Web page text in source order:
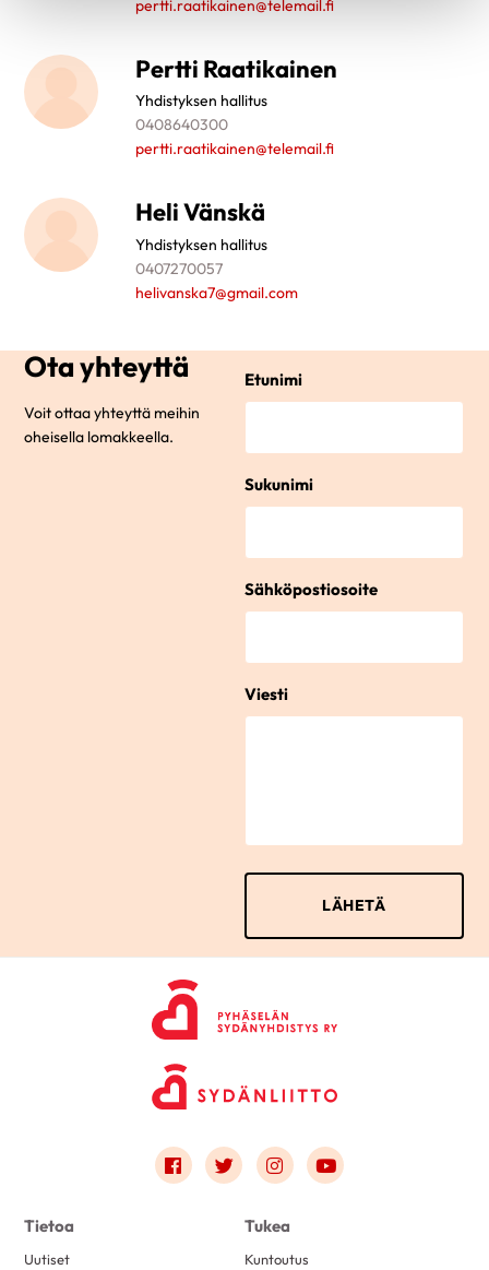
pertti.raatikainen@telemail.fi
Pertti Raatikainen
Yhdistyksen hallitus
0408640300
pertti.raatikainen@telemail.fi
Heli Vänskä
Yhdistyksen hallitus
0407270057
helivanska7@gmail.com
Ota yhteyttä
Voit ottaa yhteyttä meihin
oheisella lomakkeella.
Etunimi
Sukunimi
Sähköpostiosoite
Viesti
Link to facebook
Link to twitter
Link to instagram
Link to youtube
Tietoa
Uutiset
Tukea
Kuntoutus